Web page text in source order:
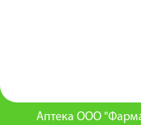
Аптека ООО